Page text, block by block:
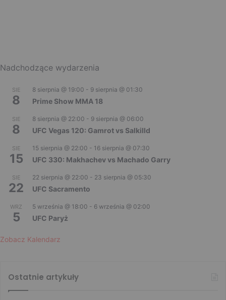
Nadchodzące wydarzenia
SIE
8
8 sierpnia @ 19:00 - 9 sierpnia @ 01:30
Prime Show MMA 18
SIE
8
8 sierpnia @ 22:00 - 9 sierpnia @ 06:00
UFC Vegas 120: Gamrot vs Salkilld
SIE
15
15 sierpnia @ 22:00 - 16 sierpnia @ 07:30
UFC 330: Makhachev vs Machado Garry
SIE
22
22 sierpnia @ 22:00 - 23 sierpnia @ 05:30
UFC Sacramento
WRZ
5
5 września @ 18:00 - 6 września @ 02:00
UFC Paryż
Zobacz Kalendarz
Ostatnie artykuły